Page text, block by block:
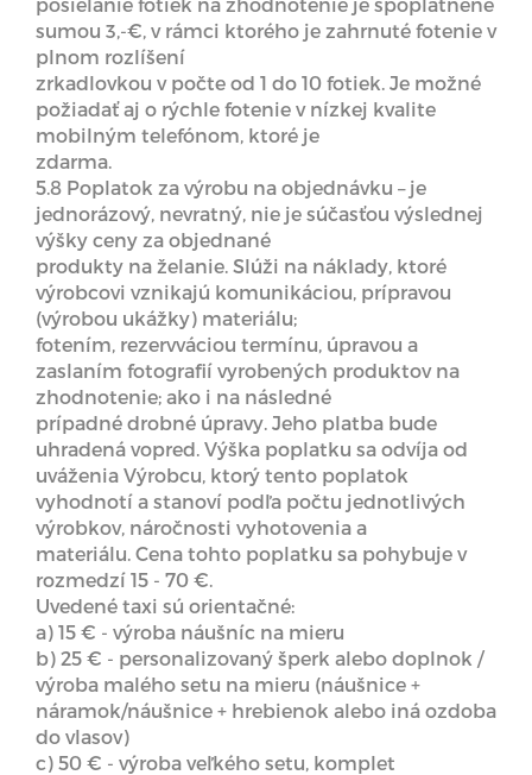
sumou 3,-€, v rámci ktorého je zahrnuté fotenie v
plnom rozlíšení
zrkadlovkou v počte od 1 do 10 fotiek. Je možné
požiadať aj o rýchle fotenie v nízkej kvalite
mobilným telefónom, ktoré je
zdarma.
5.8 Poplatok za výrobu na objednávku – je
jednorázový, nevratný, nie je súčasťou výslednej
výšky ceny za objednané
produkty na želanie. Slúži na náklady, ktoré
výrobcovi vznikajú komunikáciou, prípravou
(výrobou ukážky) materiálu;
fotením, rezervváciou termínu, úpravou a
zaslaním fotografií vyrobených produktov na
zhodnotenie; ako i na následné
prípadné drobné úpravy. Jeho platba bude
uhradená vopred. Výška poplatku sa odvíja od
uváženia Výrobcu, ktorý tento poplatok
vyhodnotí a stanoví podľa počtu jednotlivých
výrobkov, náročnosti vyhotovenia a
materiálu. Cena tohto poplatku sa pohybuje v
rozmedzí 15 - 70 €.
Uvedené taxi sú orientačné:
a) 15 € - výroba náušníc na mieru
b) 25 € - personalizovaný šperk alebo doplnok /
výroba malého setu na mieru (náušnice +
náramok/náušnice + hrebienok alebo iná ozdoba
do vlasov)
c) 50 € - výroba veľkého setu, komplet